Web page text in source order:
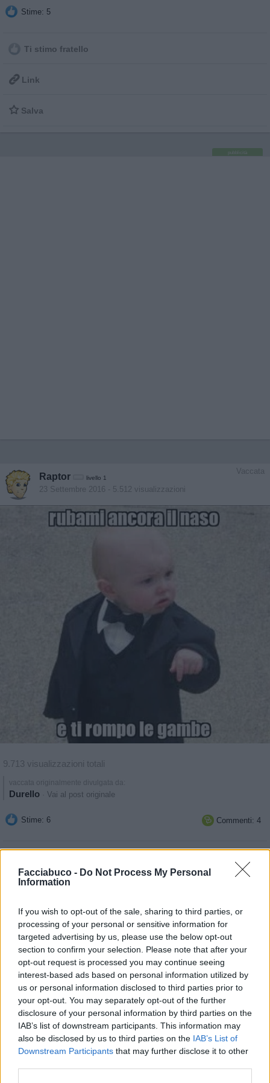
Facciabuco - Do Not Process My Personal
Information
If you wish to opt-out of the sale, sharing to third parties, or
processing of your personal or sensitive information for
targeted advertising by us, please use the below opt-out
section to confirm your selection. Please note that after your
opt-out request is processed you may continue seeing
interest-based ads based on personal information utilized by
us or personal information disclosed to third parties prior to
your opt-out. You may separately opt-out of the further
disclosure of your personal information by third parties on the
IAB’s list of downstream participants. This information may
also be disclosed by us to third parties on the IAB’s List of
Downstream Participants that may further disclose it to other
Stime: 5
Ti stimo fratello
 Link
 Salva
pubblicità
Vaccata
Raptor livello 1
23 Settembre 2016 - 5.512 visualizzazioni
9.713 visualizzazioni totali
vaccata originalmente divulgata da:
Durello Vai al post originale
Stime: 6  Commenti: 4
Link
Salva
Bambini·Gambe
667 Benvenuto 😄😄
23 Settembre 2016 alle ore 16:28
·Ti stimo· Rispondi
cavaonde:benarrivato